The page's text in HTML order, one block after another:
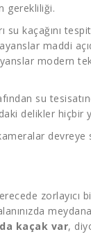
gerekliliği.
kaçağını
maddi
modern
su
delikler hiçbir
kaçak var,